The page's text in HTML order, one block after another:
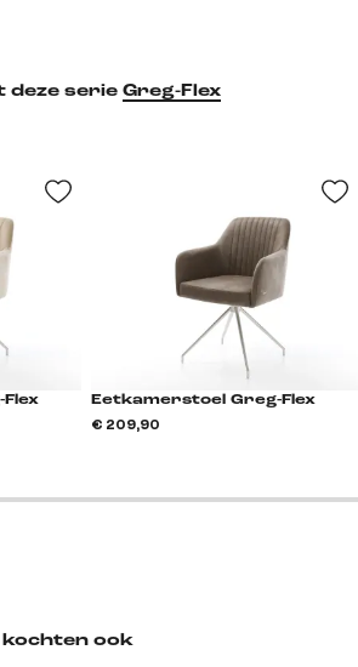
ook
deze serie Greg-Flex
Eetkamerstoel Greg-Flex
€ 209,90